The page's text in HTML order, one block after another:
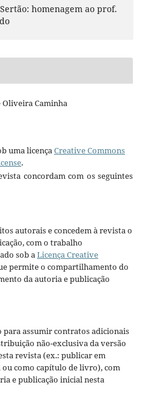
homenagem ao prof.
Caminha
uma licençaCreative Commons
.
concordam com os seguintes
autorais e concedem à revista o
com o trabalho
sob aLicença Creative
permite o compartilhamento do
da autoria e publicação
assumir contratos adicionais
não-exclusiva da versão
revista (ex.: publicar em
como capítulo de livro), com
e publicação inicial nesta